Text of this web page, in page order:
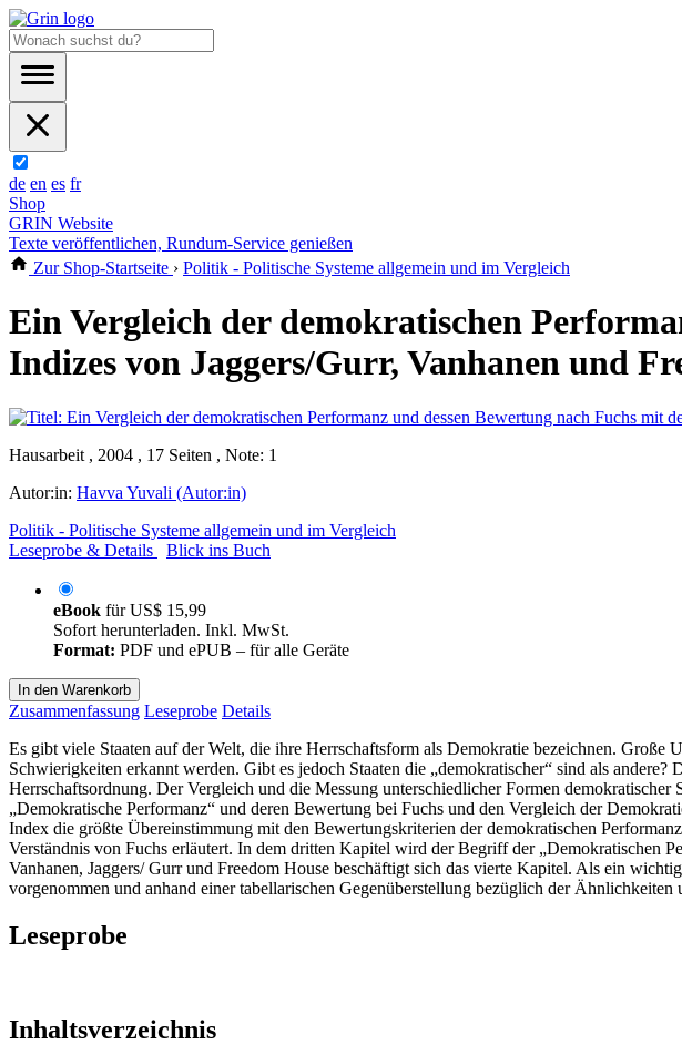
de en es fr
Shop
GRIN Website
Texte veröffentlichen, Rundum-Service genießen
Zur Shop-Startseite › Politik - Politische Systeme allgemein und im Vergleich
Ein Vergleich der demokratischen
Indizes von Jaggers/Gurr, Vanhanen und
Hausarbeit , 2004 , 17 Seiten , Note: 1
Autor:in: Havva Yuvali (Autor:in)
Politik - Politische Systeme allgemein und im Vergleich
Leseprobe & Details
Blick ins Buch
eBook fürUS$ 15,99
Sofort herunterladen. Inkl. MwSt.
Format: PDF und ePUB – für alle Geräte
In den Warenkorb
Zusammenfassung Leseprobe Details
Es gibt viele Staaten auf der Welt, die ihre Herrschaftsform als Demokratie bezeichnen.
Schwierigkeiten erkannt werden. Gibt es jedoch Staaten die „demokratischer“ sind als
Herrschaftsordnung. Der Vergleich und die Messung unterschiedlicher Formen
„Demokratische Performanz“ und deren Bewertung bei Fuchs und den Vergleich der
Index die größte Übereinstimmung mit den Bewertungskriterien der demokratischen
Verständnis von Fuchs erläutert. In dem dritten Kapitel wird der Begriff der „Demokratischen
Vanhanen, Jaggers/ Gurr und Freedom House beschäftigt sich das vierte Kapitel. Als ein
vorgenommen und anhand einer tabellarischen Gegenüberstellung bezüglich der Ähnlichkeiten
Leseprobe
Inhaltsverzeichnis